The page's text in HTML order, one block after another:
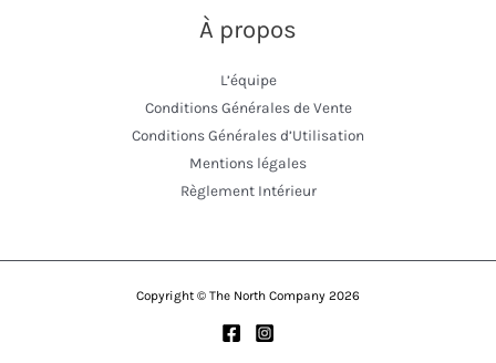
À propos
L’équipe
Conditions Générales de Vente
Conditions Générales d’Utilisation
Mentions légales
Règlement Intérieur
Copyright © The North Company 2026